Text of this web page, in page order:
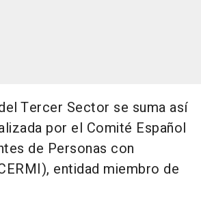
Tercer Sector se suma así
por el Comité Español
de Personas con
entidad miembro de